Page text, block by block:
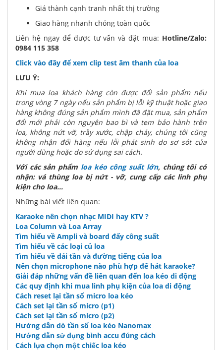
Giá thành cạnh tranh nhất thị trường
Giao hàng nhanh chóng toàn quốc
Liên hệ ngay để được tư vấn và đặt mua: Hotline/Zalo:
0984 115 358
Click vào đây để xem clip test âm thanh của loa
LƯU Ý:
Khi mua loa khách hàng còn được đổi sản phẩm nếu
trong vòng 7 ngày nếu sản phẩm bị lỗi kỹ thuật hoặc giao
hàng không đúng sản phẩm mình đã đặt mua, sản phẩm
đổi mới phải còn nguyên bao bì và tem bảo hành trên
loa, không nứt vỡ, trầy xước, chập cháy, chúng tôi cũng
không nhận đổi hàng nếu lỗi phát sinh do sơ sót của
người dùng hoặc do sử dụng sai cách.
Với các sản phẩm loa kéo công suất lớn, chúng tôi có
nhận: vá thùng loa bị nứt - vỡ, cung cấp các linh phụ
kiện cho loa...
Những bài viết liên quan:
Karaoke nên chọn nhạc MIDI hay KTV ?
Loa Column và Loa Array
Tìm hiểu về Ampli và board đẩy công suất
Tìm hiểu về các loại củ loa
Tìm hiểu về dải tần và đường tiếng của loa
Nên chọn microphone nào phù hợp để hát karaoke?
Giải đáp những vấn đề liên quan đến loa kéo di động
Các quy định khi mua linh phụ kiện của loa di động
Cách reset lại tần số micro loa kéo
Cách set lại tần số micro (p1)
Cách set lại tần số micro (p2)
Hướng dẫn dò tần số loa kéo Nanomax
Hướng dẫn sử dụng bình accu đúng cách
Cách lựa chọn một chiếc loa kéo